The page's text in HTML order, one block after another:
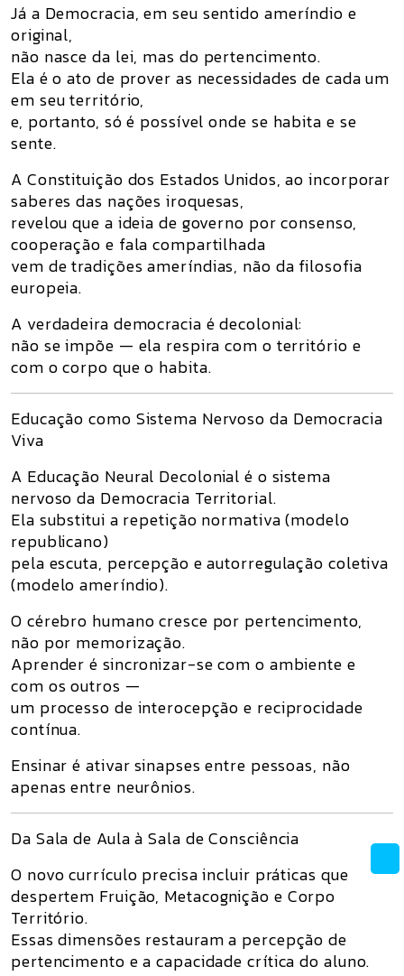
Já a Democracia, em seu sentido ameríndio e
original,
não nasce da lei, mas do pertencimento.
Ela é oato de prover as necessidades de cada um
em seu território,
e, portanto, só é possívelonde se habita e se
sente.
A Constituição dos Estados Unidos, ao incorporar
saberes das nações iroquesas,
revelou que a ideia de governo por consenso,
cooperação e fala compartilhada
vem de tradiçõesameríndias, não da filosofia
europeia.
A verdadeira democracia édecolonial:
não se impõe — ela respira com o território e
com o corpo que o habita.
Educação como Sistema Nervoso da Democracia
Viva
A Educação Neural Decolonial é o sistema
nervoso da Democracia Territorial.
Ela substitui a repetição normativa (modelo
republicano)
pela escuta, percepção e autorregulação coletiva
(modelo ameríndio).
O cérebro humano cresce por pertencimento,
não por memorização.
Aprender é sincronizar-se com o ambiente e
com os outros —
um processo de interocepção e reciprocidade
contínua.
Ensinar é ativar sinapses entre pessoas, não
apenas entre neurônios.
Da Sala de Aula à Sala de Consciência
O novo currículo precisa incluir práticas que
despertem Fruição, Metacognição e Corpo
Território.
Essas dimensões restauram a percepção de
pertencimento e a capacidade crítica do aluno.